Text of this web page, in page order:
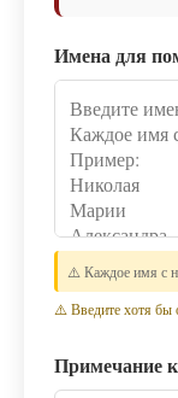
Имена для
⚠️ Каждое имя с
⚠️ Введите хотя бы
Примечание